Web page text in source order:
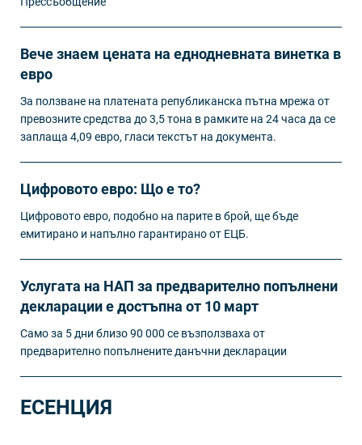
Вече знаем цената на еднодневната винетка в
евро
За ползване на платената републиканска пътна мрежа от
превозните средства до 3,5 тона в рамките на 24 часа да се
заплаща 4,09 евро, гласи текстът на документа.
Цифровото евро: Що е то?
Цифровото евро, подобно на парите в брой, ще бъде
емитирано и напълно гарантирано от ЕЦБ.
Услугата на НАП за предварително попълнени
декларации е достъпна от 10 март
Само за 5 дни близо 90 000 се възползваха от
предварително попълнените данъчни декларации
ЕСЕНЦИЯ